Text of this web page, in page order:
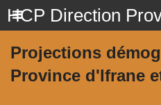
HCP Direction
Projections
Province d'Ifrane